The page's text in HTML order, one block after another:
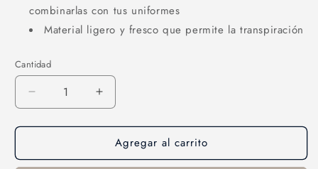
combinarlas con tus uniformes
Material ligero y fresco que permite la transpiración
Cantidad
Cantidad
Reducir
cantidad
para
01
Aumentar
cantidad
para
Medias-
01
Agregar al carrito